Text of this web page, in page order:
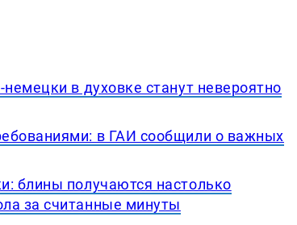
в духовке станут невероятно
в ГАИ сообщили о важных
блины получаются настолько
за считанные минуты